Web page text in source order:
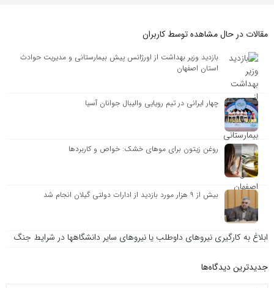
مقالات در حال مشاهده توسط کاربران
بازدید وزیر بهداشت از اورژانس پیش بیمارستانی و مدیریت حوادث
استان اصفهان
چهار ایرانی در تیم رویایی والیبال جوانان آسیا
روغن زیتون برای موهای خشک: خواص و کاربردها
بیش از ۹ هزار مورد بازدید از ادارات دولتی گیلان انجام شد
ابلاغ به کارگیری نیروهای داوطلب یا نیروهای سایر دانشگاهها در شرایط جنگ
جدیدترین دیدگاه‌‌ها